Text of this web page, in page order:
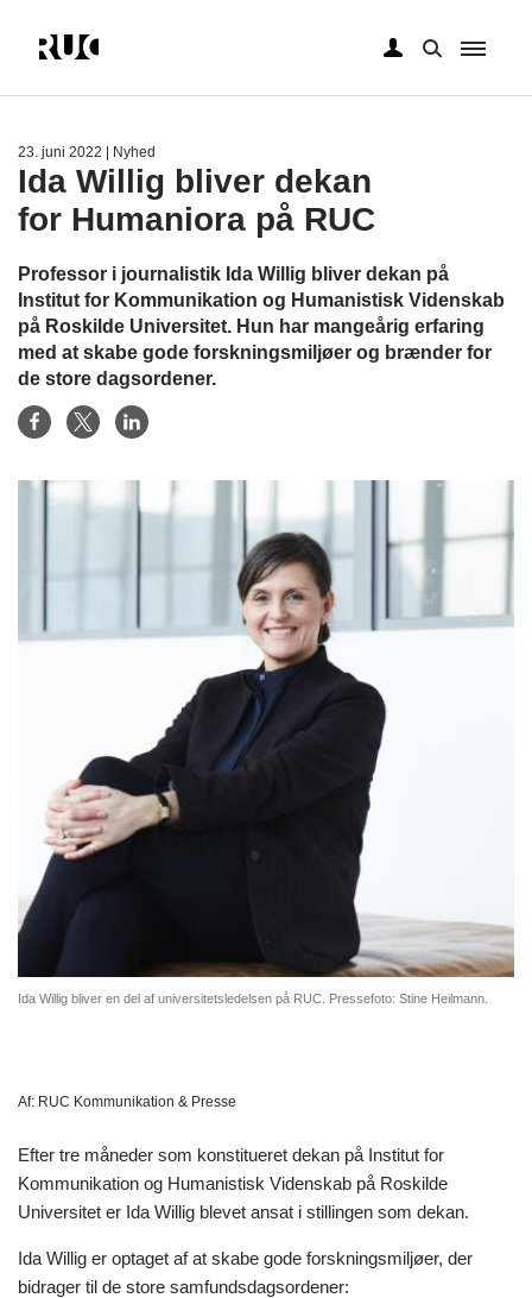
23. juni 2022 | Nyhed
Ida Willig bliver dekan
for Humaniora på RUC
Professor i journalistik Ida Willig bliver dekan på
Institut for Kommunikation og Humanistisk Videnskab
på Roskilde Universitet. Hun har mangeårig erfaring
med at skabe gode forskningsmiljøer og brænder for
de store dagsordener.
Ida Willig bliver en del af universitetsledelsen på RUC. Pressefoto: Stine Heilmann.
Af: RUC Kommunikation & Presse
Efter tre måneder som konstitueret dekan på Institut for
Kommunikation og Humanistisk Videnskab på Roskilde
Universitet er Ida Willig blevet ansat i stillingen som dekan.
Ida Willig er optaget af at skabe gode forskningsmiljøer, der
bidrager til de store samfundsdagsordener: